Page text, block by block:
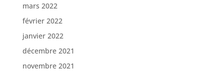
mars 2022
février 2022
janvier 2022
décembre 2021
novembre 2021